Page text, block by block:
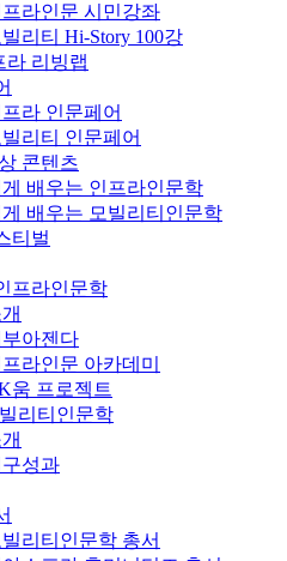
프라인문 시민강좌
빌리티 Hi-Story 100강
라 리빙랩
라 인문페어
빌리티 인문페어
콘텐츠
게 배우는 인프라인문학
게 배우는 모빌리티인문학
티벌
프라인문학
아젠다
라인문 아카데미
움 프로젝트
리티인문학
성과
빌리티인문학 총서